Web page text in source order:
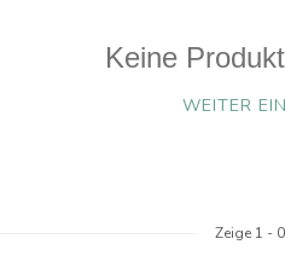
Keine
WEITER
Zeige 1 - 0